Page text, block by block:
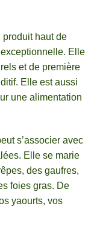
produit haut de
Elle
et de première
Elle est aussi
une alimentation
s’associer avec
Elle se marie
des gaufres,
foies gras. De
yaourts, vos